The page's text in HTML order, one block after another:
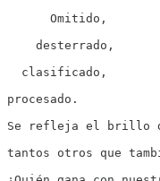
      Omitido,
    desterrado,
  clasificado,
procesado.
Se refleja el brillo
tantos otros que